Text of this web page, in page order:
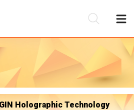
Holographic Technology